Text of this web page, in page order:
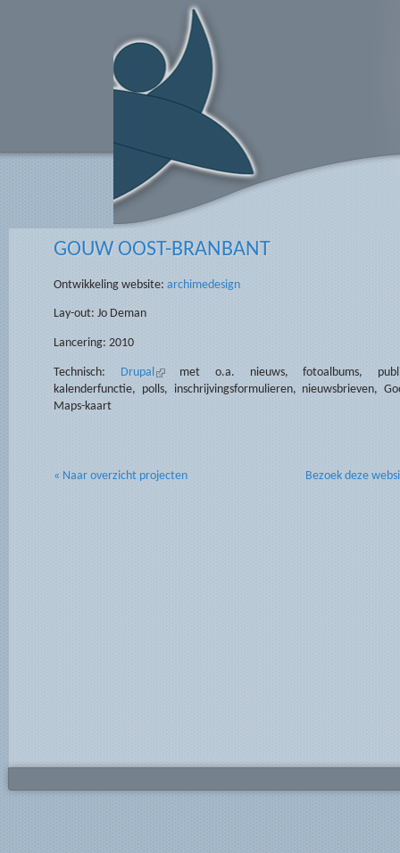
Overslaan en naar de algemene inhoud gaan
GOUW OOST-BRANBANT
Ontwikkeling website: archimedesign
Lay-out: Jo Deman
Lancering: 2010
Technisch: Drupal (externe link)
met o.a. nieuws, fotoalbums,
kalenderfunctie, polls, inschrijvingsformulieren, nieuwsbrieven,
Maps-kaart
« Naar overzicht projecten Bezoek deze